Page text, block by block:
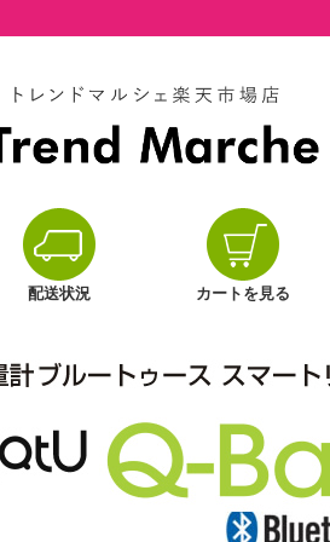
配送状況 カートを見る